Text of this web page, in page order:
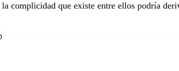
complicidad que existe entre ellos podría